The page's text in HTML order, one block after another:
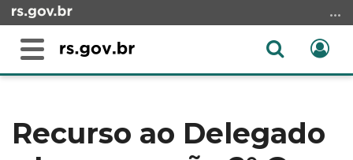
para
conteúdo
menu
Alterna
Abrir
conteúdo
Recurso ao Delegado